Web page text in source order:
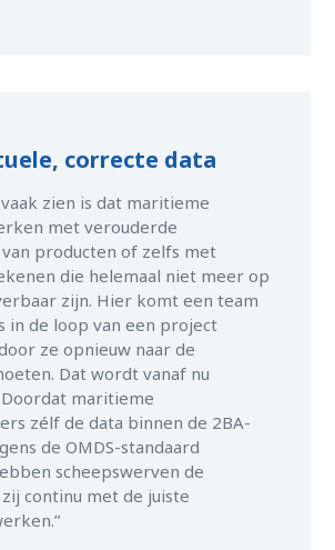
correcte data
vaak zien is dat maritieme
met verouderde
producten of zelfs met
die helemaal niet meer op
zijn. Hier komt een team
in de loop van een project
ze opnieuw naar de
Dat wordt vanaf nu
maritieme
zélf de data binnen de 2BA-
de OMDS-standaard
scheepswerven de
continu met de juiste